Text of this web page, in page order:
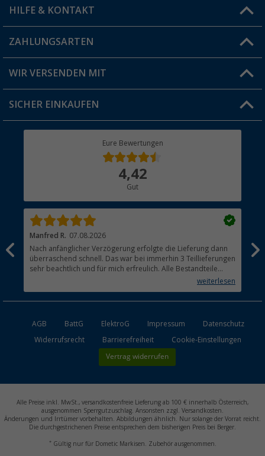
Vorteilskarte
Blog
Jobs & Karriere
HILFE & KONTAKT
FAQ & Kontakt
Versandinformationen
Rücksendung
ZAHLUNGSARTEN
WIR VERSENDEN MIT
SICHER EINKAUFEN
Eure Bewertungen
4,42
Gut
Manfred R. 07.08.2026
Nach anfänglicher Verzögerung erfolgte die Lieferung dann
überraschend schnell. Das war bei immerhin 3 Teillieferungen
sehr beachtlich und für mich erfreulich. Alle Bestandteile
waren gut verpackt und in Ordnung. Das Gerät (Gasgrill)weiterlesen
AGB BattG ElektroG Impressum
Datenschutz
Widerrufsrecht
Barrierefreiheit Cookie-Einstellungen
Vertrag widerrufen
Alle Preise inkl. MwSt., versandkostenfreie Lieferung ab 100 € innerhalb Österreich,
ausgenommen Sperrgutzuschlag. Ansonsten zzgl. Versandkosten.
Änderungen und Irrtümer vorbehalten. Abbildungen ähnlich. Nur solange der Vorrat reicht.
Die durchgestrichenen Preise entsprechen dem bisherigen Preis bei Berger.
*Gültig nur für Dometic Markisen. Zubehör ausgenommen.